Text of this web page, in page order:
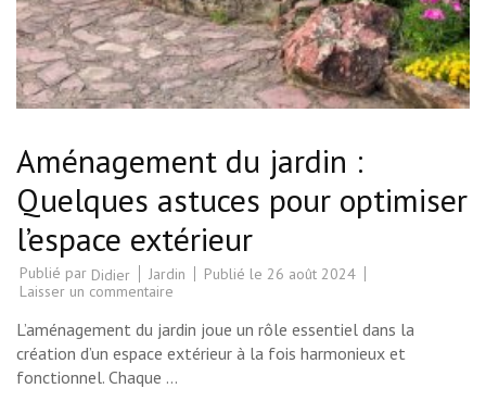
Aménagement du jardin :
Quelques astuces pour optimiser
l’espace extérieur
Publié par Didier Jardin Publié le 26 août 2024
Laisser un commentaire
du
jardin
:
Quelques
astuces
L’aménagement du jardin joue un rôle essentiel dans la
création d’un espace extérieur à la fois harmonieux et
fonctionnel. Chaque …